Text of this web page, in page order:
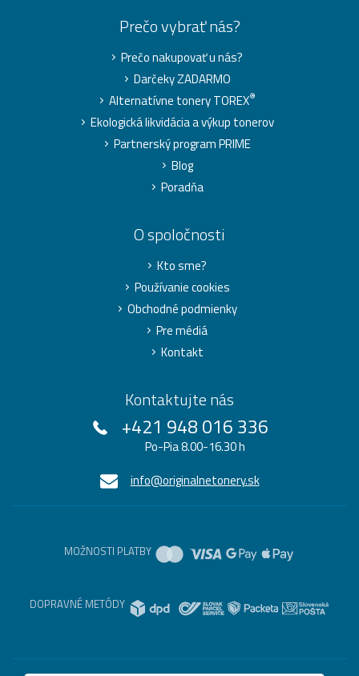
Prečo vybrať nás?
Prečo nakupovať u nás?
Darčeky ZADARMO
Alternatívne tonery TOREX®
Ekologická likvidácia a výkup tonerov
Partnerský program PRIME
Blog
Poradňa
O spoločnosti
Kto sme?
Používanie cookies
Obchodné podmienky
Pre médiá
Kontakt
Kontaktujte nás
+421 948 016 336
Po-Pia 8.00-16.30 h
info@originalnetonery.sk
MOŽNOSTI PLATBY
DOPRAVNÉ METÓDY